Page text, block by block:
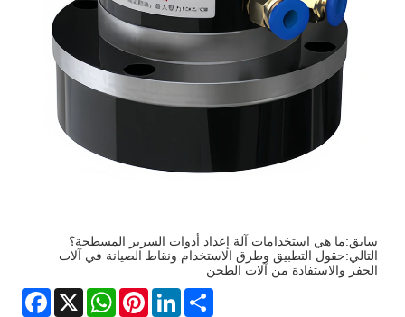
سابق:ما هي استخدامات آلة إعداد أدوات السرير المسطحة؟
التالي:حقول التطبيق وطرق الاستخدام ونقاط الصيانة في آلات
الحفر والاستفادة من آلات الطحن
X
WhatsAppPinterestLinkedInShare